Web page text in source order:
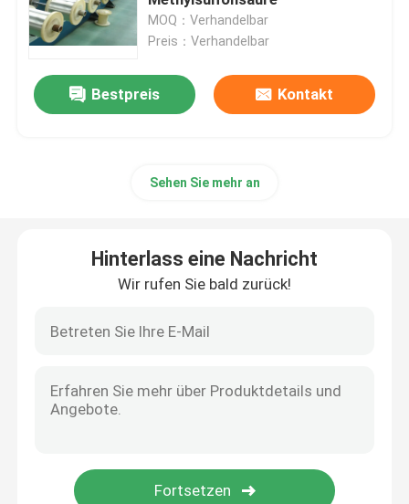
Chemikalien zur Kupferbeschichtung
Chemikalien zur Nickelbeschichtung
Chemische Zwischenprodukte
Chemikalien zur Vorbehandlung von Metallen
Chemikalien für die Nachbehandlung
MOQ：Verhandelbar
Preis：Verhandelbar
Bestpreis Kontakt
Sehen Sie mehr an
Hinterlass eine Nachricht
Wir rufen Sie bald zurück!